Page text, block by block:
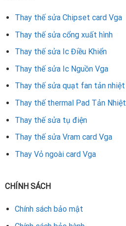
Thay thế sửa Chipset card Vga
Thay thế sửa cổng xuất hình
Thay thế sửa Ic Điều Khiển
Thay thế sửa Ic Nguồn Vga
Thay thế sửa quạt fan tản nhiệt
Thay thế thermal Pad Tản Nhiệt
Thay thế sửa tụ điện
Thay thế sửa Vram card Vga
Thay Vỏ ngoài card Vga
CHÍNH SÁCH
Chính sách bảo mật